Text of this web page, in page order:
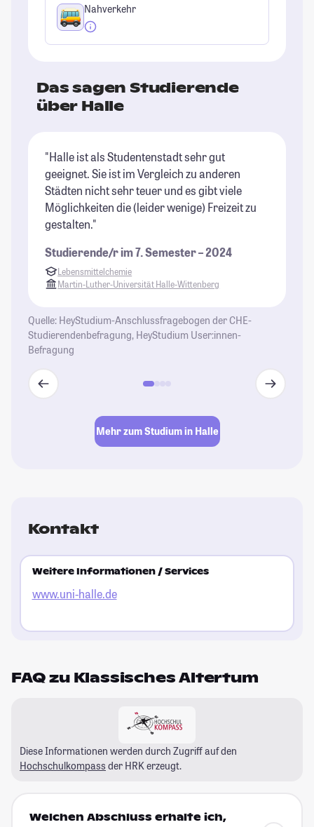
Nahverkehr
Das sagen Studierende
über Halle
"Halle ist als Studentenstadt sehr gut
geeignet. Sie ist im Vergleich zu anderen
Städten nicht sehr teuer und es gibt viele
Möglichkeiten die (leider wenige) Freizeit zu
gestalten."
Studierende/r im 7. Semester – 2024
Lebensmittelchemie
Martin-Luther-Universität Halle-Wittenberg
Quelle: HeyStudium-Anschlussfragebogen der CHE-
Studierendenbefragung, HeyStudium User:innen-
Befragung
Mehr zum Studium in Halle
Kontakt
Weitere Informationen / Services
www.uni-halle.de
FAQ zu Klassisches Altertum
Diese Informationen werden durch Zugriff auf den
Hochschulkompass der HRK erzeugt.
Welchen Abschluss erhalte ich,